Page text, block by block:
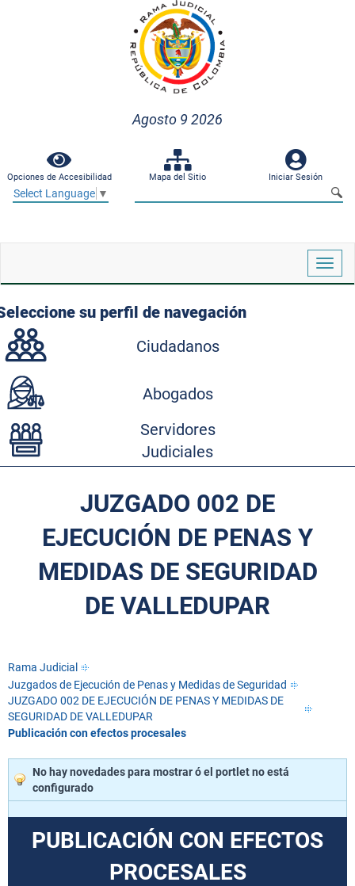
Agosto 9 2026
Opciones de Accesibilidad Mapa del Sitio Iniciar Sesión
Select Language ▼
su perfil de navegación
Ciudadanos
Abogados
Servidores
Judiciales
JUZGADO 002 DE
EJECUCIÓN DE PENAS Y
MEDIDAS DE SEGURIDAD
DE VALLEDUPAR
Rama Judicial
Juzgados de Ejecución de Penas y Medidas de Seguridad
JUZGADO 002 DE EJECUCIÓN DE PENAS Y MEDIDAS DE
SEGURIDAD DE VALLEDUPAR
Publicación con efectos procesales
No hay novedades para mostrar ó el portlet no está
configurado
PUBLICACIÓN CON EFECTOS
PROCESALES